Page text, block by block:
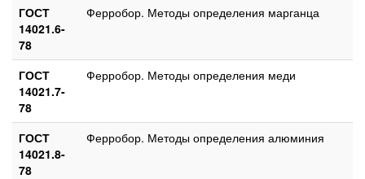
ГОСТ
14021.6-
78
Ферробор. Методы определения марганца
ГОСТ
14021.7-
78
Ферробор. Методы определения меди
ГОСТ
14021.8-
78
Ферробор. Методы определения алюминия